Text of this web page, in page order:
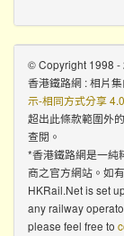
© Copyright 1998 -
香港鐵路網 : 相片集
示-相同方式分享
超出此條款範圍外
查閱。
*香港鐵路網是一純
商之官方網站。如
HKRail.Net is set
any railway
please feel free to